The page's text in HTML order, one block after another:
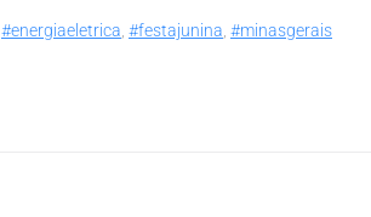
#energiaeletrica, #festajunina, #minasgerais